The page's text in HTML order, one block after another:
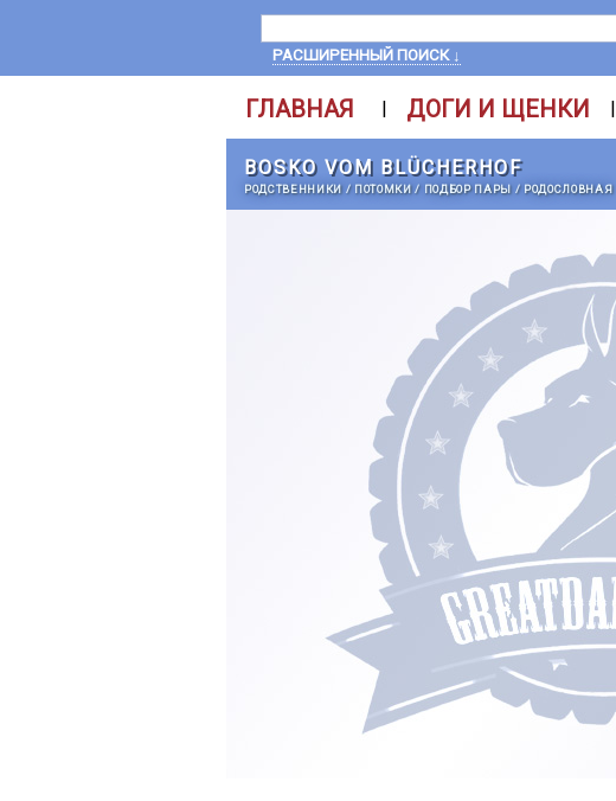
РАСШИРЕННЫЙ ПОИСК ↓
ГЛАВНАЯ | ДОГИ И ЩЕНКИ |
BOSKO VOM BLÜCHERHOF
РОДСТВЕННИКИ / ПОТОМКИ/ ПОДБОР ПАРЫ / РОДОСЛОВНАЯ